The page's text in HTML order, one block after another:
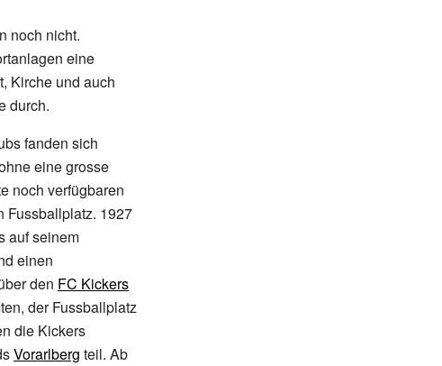
noch nicht.
eine
Kirche und auch
durch.
fanden sich
eine grosse
noch verfügbaren
Fussballplatz. 1927
auf seinem
einen
den FC Kickers
der Fussballplatz
die Kickers
Vorarlberg teil. Ab